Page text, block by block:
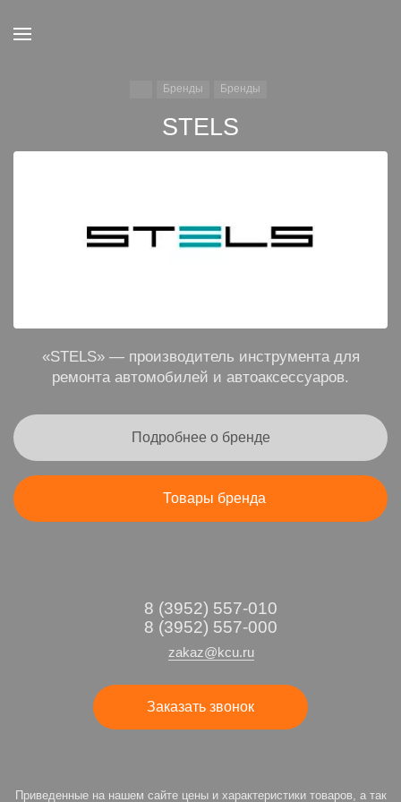
Бренды Бренды
STELS
«STELS» — производитель инструмента для
ремонта автомобилей и автоаксессуаров.
Подробнее о бренде
Товары бренда
8 (3952) 557-010
8 (3952) 557-000
zakaz@kcu.ru
Заказать звонок
Приведенные на нашем сайте цены и характеристики товаров, а так